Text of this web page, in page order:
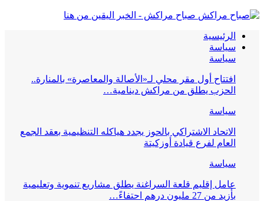
صباح مراكش - الخبر اليقين من هنا
الرئيسية
سياسة
سياسة
افتتاح أول مقر محلي لـ«الأصالة والمعاصرة» بالمنارة..
الحزب يطلق من مراكش دينامية…
سياسة
الاتحاد الاشتراكي بالحوز يجدد هياكله التنظيمية بعقد الجمع
العام لفرع قيادة أوزكيتة
سياسة
عامل إقليم قلعة السراغنة يطلق مشاريع تنموية وتعليمية
بأزيد من 27 مليون درهم احتفاءً…